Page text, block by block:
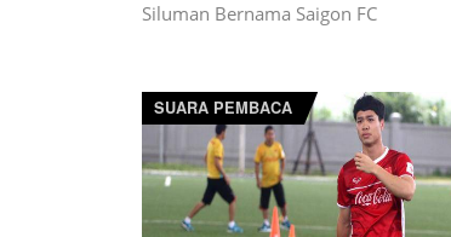
Siluman Bernama Saigon FC
SUARA PEMBACA